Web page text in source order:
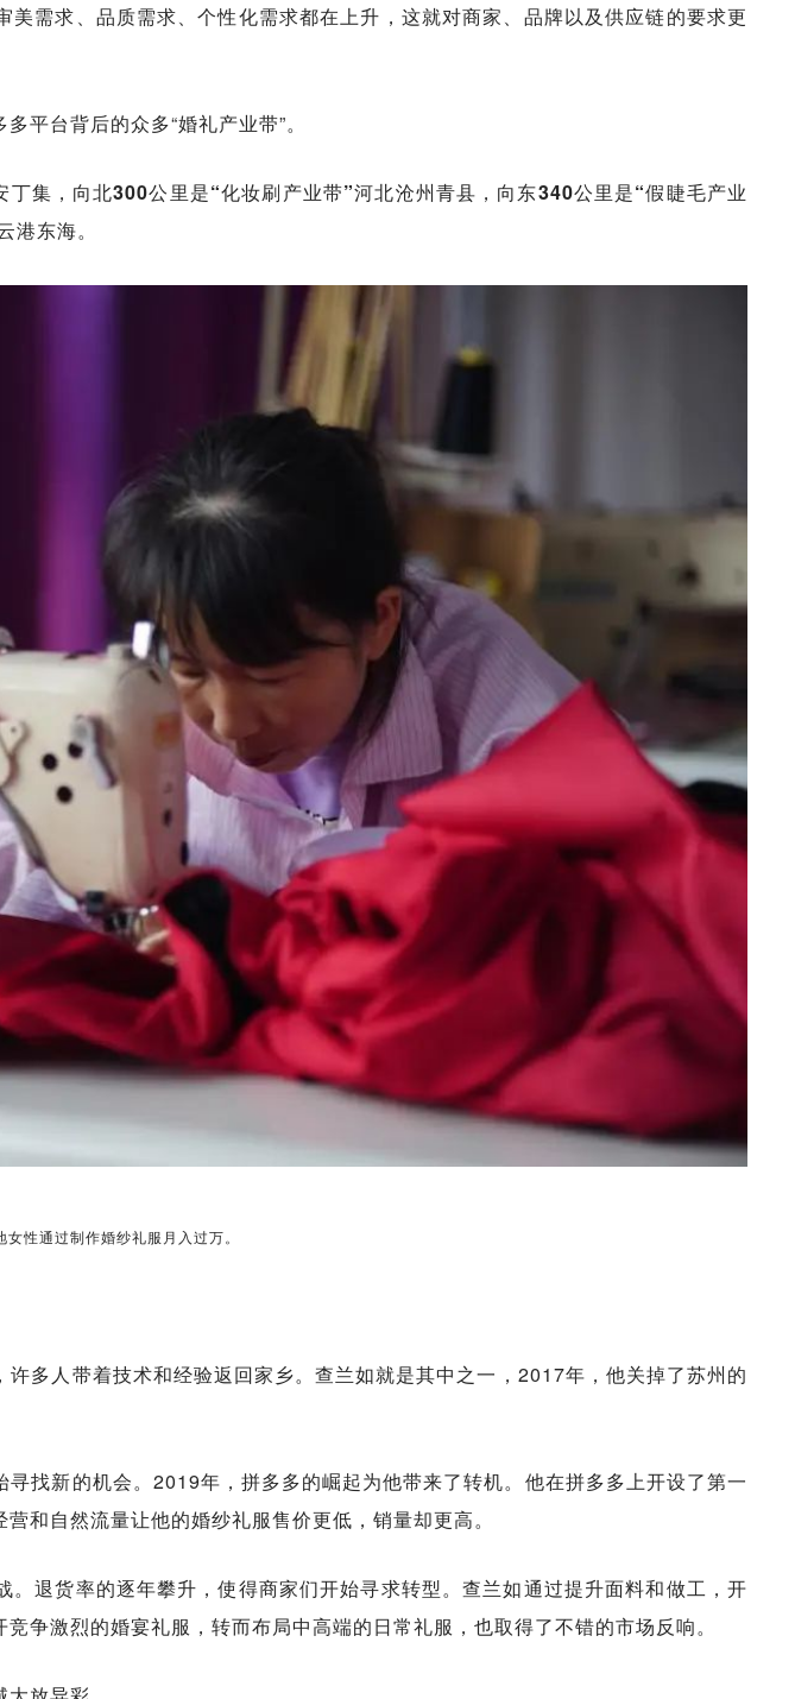
需求、品质需求、个性化需求都在上升，这就对商家、品牌以及供应链的要求更
平台背后的众多“婚礼产业带”。
集，向北300公里是“化妆刷产业带”河北沧州青县，向东340公里是“假睫毛产业
东海。
性通过制作婚纱礼服月入过万。
多人带着技术和经验返回家乡。查兰如就是其中之一，2017年，他关掉了苏州的
找新的机会。2019年，拼多多的崛起为他带来了转机。他在拼多多上开设了第一
和自然流量让他的婚纱礼服售价更低，销量却更高。
退货率的逐年攀升，使得商家们开始寻求转型。查兰如通过提升面料和做工，开
争激烈的婚宴礼服，转而布局中高端的日常礼服，也取得了不错的市场反响。